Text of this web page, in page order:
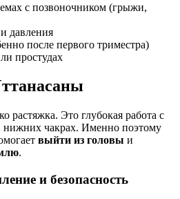
с позвоночником (грыжи,
давления
после первого триместра)
простудах
растяжка. Это глубокая работа с
нижних чакрах. Именно поэтому
выйти из головы и
.
и безопасность